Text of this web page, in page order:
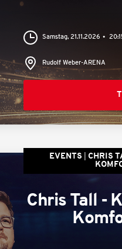
Samstag, 21.11.2026
Rudolf Weber-ARENA
EVENTS
CHRIS
Chris Tall -